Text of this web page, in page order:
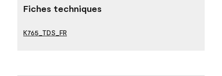
Fiches techniques
K765_TDS_FR